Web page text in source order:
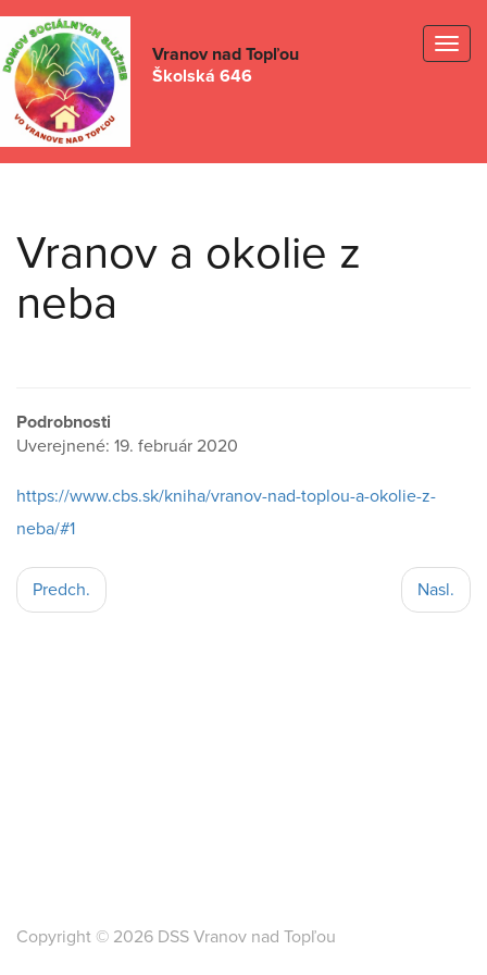
Vranov nad Topľou
Školská 646
Vranov a okolie z
neba
Podrobnosti
Uverejnené: 19. február 2020
https://www.cbs.sk/kniha/vranov-nad-toplou-a-okolie-z-
neba/#1
Predch. Nasl.
Copyright © 2026 DSS Vranov nad Topľou